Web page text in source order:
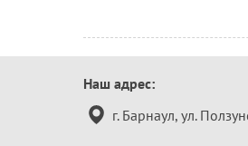
Контактная
информация
Наш адрес:
г. Барнаул, ул.